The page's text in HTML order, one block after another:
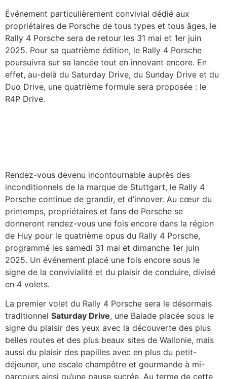
Événement particulièrement convivial dédié aux
propriétaires de Porsche de tous types et tous âges, le
Rally 4 Porsche sera de retour les 31 mai et 1er juin
2025. Pour sa quatrième édition, le Rally 4 Porsche
poursuivra sur sa lancée tout en innovant encore. En
effet, au-delà du Saturday Drive, du Sunday Drive et du
Duo Drive, une quatrième formule sera proposée : le
R4P Drive.
Rendez-vous devenu incontournable auprès des
inconditionnels de la marque de Stuttgart, le Rally 4
Porsche continue de grandir, et d’innover. Au cœur du
printemps, propriétaires et fans de Porsche se
donneront rendez-vous une fois encore dans la région
de Huy pour le quatrième opus du Rally 4 Porsche,
programmé les samedi 31 mai et dimanche 1er juin
2025. Un événement placé une fois encore sous le
signe de la convivialité et du plaisir de conduire, divisé
en 4 volets.
La premier volet du Rally 4 Porsche sera le désormais
traditionnel Saturday Drive, une Balade placée sous le
signe du plaisir des yeux avec la découverte des plus
belles routes et des plus beaux sites de Wallonie, mais
aussi du plaisir des papilles avec en plus du petit-
déjeuner, une escale champêtre et gourmande à mi-
parcours ainsi qu’une pause sucrée. Au terme de cette